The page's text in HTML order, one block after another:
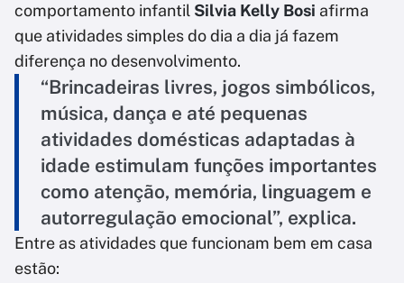
comportamento infantil Silvia Kelly Bosi afirma
que atividades simples do dia a dia já fazem
diferença no desenvolvimento.
“Brincadeiras livres, jogos simbólicos,
música, dança e até pequenas
atividades domésticas adaptadas à
idade estimulam funções importantes
como atenção, memória, linguagem e
autorregulação emocional”, explica.
Entre as atividades que funcionam bem em casa
estão: